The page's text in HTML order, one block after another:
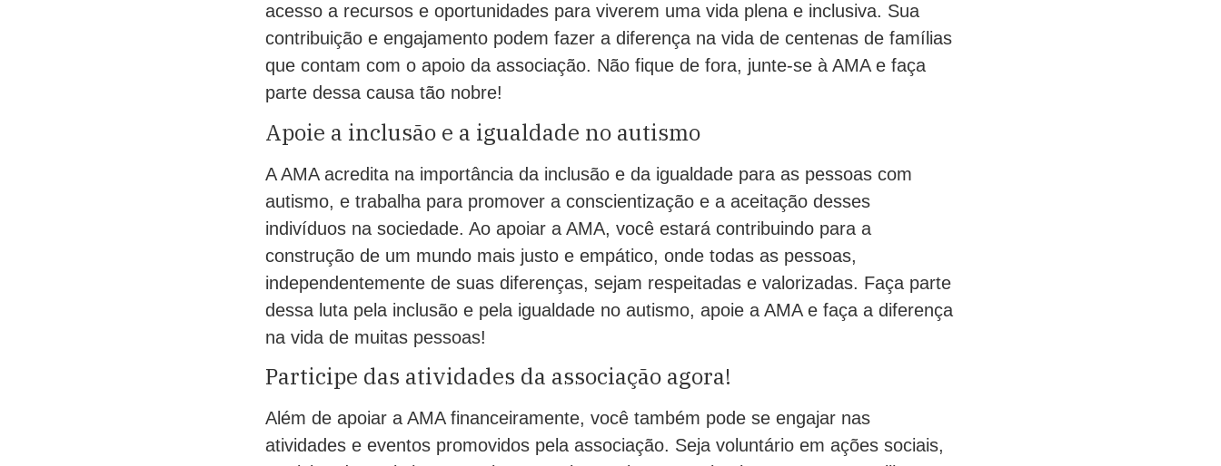
acesso a recursos e oportunidades para viverem uma vida plena e inclusiva. Sua
contribuição e engajamento podem fazer a diferença na vida de centenas de famílias
que contam com o apoio da associação. Não fique de fora, junte-se à AMA e faça
parte dessa causa tão nobre!
Apoie a inclusão e a igualdade no autismo
A AMA acredita na importância da inclusão e da igualdade para as pessoas com
autismo, e trabalha para promover a conscientização e a aceitação desses
indivíduos na sociedade. Ao apoiar a AMA, você estará contribuindo para a
construção de um mundo mais justo e empático, onde todas as pessoas,
independentemente de suas diferenças, sejam respeitadas e valorizadas. Faça parte
dessa luta pela inclusão e pela igualdade no autismo, apoie a AMA e faça a diferença
na vida de muitas pessoas!
Participe das atividades da associação agora!
Além de apoiar a AMA financeiramente, você também pode se engajar nas
atividades e eventos promovidos pela associação. Seja voluntário em ações sociais,